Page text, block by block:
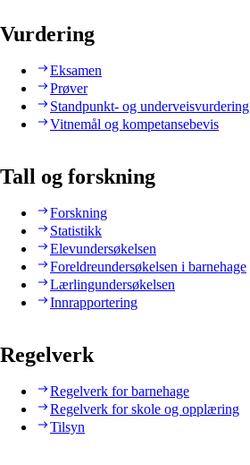
Vurdering
Eksamen
Prøver
Standpunkt- og underveisvurdering
Vitnemål og kompetansebevis
Tall og forskning
Forskning
Statistikk
Elevundersøkelsen
Foreldreundersøkelsen i barnehage
Lærlingundersøkelsen
Innrapportering
Regelverk
Regelverk for barnehage
Regelverk for skole og opplæring
Tilsyn